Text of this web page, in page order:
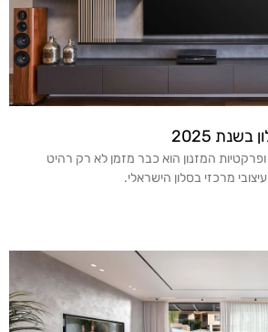
2025
ופרקטיות המזנון הוא כבר מזמן לא רק רהיט
מרכזי בסלון הישראלי.